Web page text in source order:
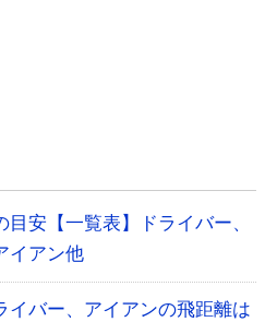
安【一覧表】ドライバー、
イアン他
イバー、アイアンの飛距離は